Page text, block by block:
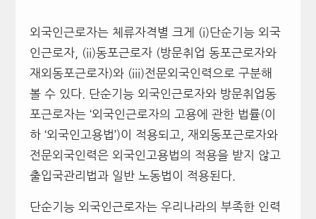
외국인근로자는 체류자격별 크게 (i)단순기능 외국
인근로자, (ii)동포근로자 (방문취업 동포근로자와
재외동포근로자)와 (iii)전문외국인력으로 구분해
볼 수 있다. 단순기능 외국인근로자와 방문취업동
포근로자는 ‘외국인근로자의 고용에 관한 법률(이
하 ‘외국인고용법’)이 적용되고, 재외동포근로자와
전문외국인력은 외국인고용법의 적용을 받지 않고
출입국관리법과 일반 노동법이 적용된다.
단순기능 외국인근로자는 우리나라의 부족한 인력